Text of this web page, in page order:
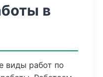
в
виды работ по